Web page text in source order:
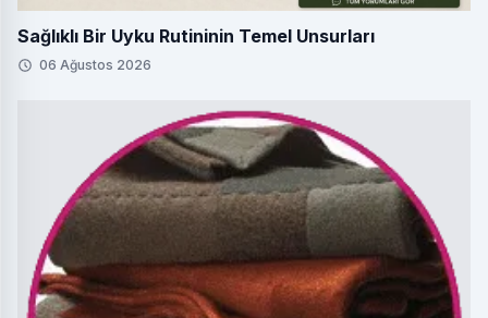
Sağlıklı Bir Uyku Rutininin Temel Unsurları
06 Ağustos 2026